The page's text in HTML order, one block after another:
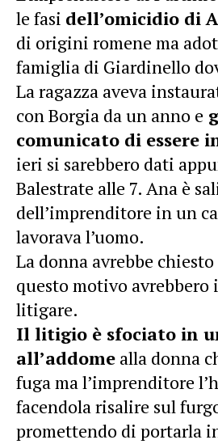
le fasi dell’omicidio di
di origini romene ma
famiglia di Giardinello
La ragazza aveva
con Borgia da un anno e
comunicato di essere
ieri si sarebbero dati
Balestrate alle 7. Ana è
dell’imprenditore in un
lavorava l’uomo.
La donna avrebbe
questo motivo
litigare.
Il litigio è sfociato in
all’addome alla donna
fuga ma l’imprenditore
facendola risalire sul
promettendo di portarla